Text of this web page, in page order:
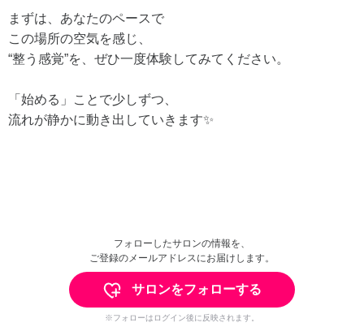
まずは、あなたのペースで
この場所の空気を感じ、
“整う感覚”を、ぜひ一度体験してみてください。
「始める」ことで少しずつ、
流れが静かに動き出していきます✨
フォローしたサロンの情報を、
ご登録のメールアドレスにお届けします。
サロンをフォローする
※フォローはログイン後に反映されます。